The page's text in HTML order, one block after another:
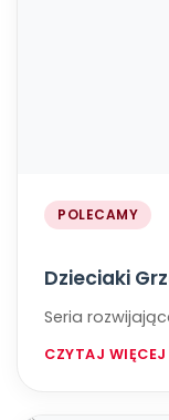
POLECAMY
Dzieciaki
Seria
CZYTAJ